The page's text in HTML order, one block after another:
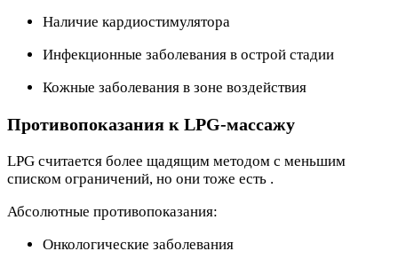
Наличие кардиостимулятора
Инфекционные заболевания в острой стадии
Кожные заболевания в зоне воздействия
Противопоказания к LPG-массажу
LPG считается более щадящим методом с меньшим
списком ограничений, но они тоже есть .
Абсолютные противопоказания:
Онкологические заболевания